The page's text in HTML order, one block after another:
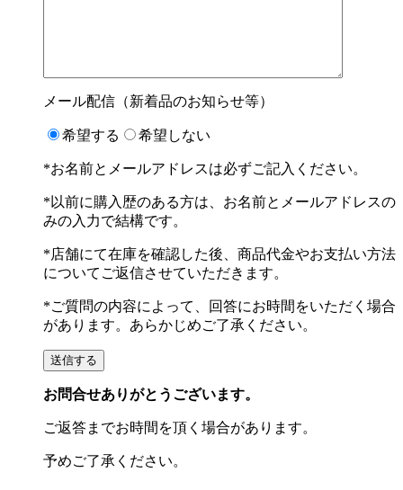
メール配信（新着品のお知らせ等）
希望する 希望しない
*お名前とメールアドレスは必ずご記入ください。
*以前に購入歴のある方は、お名前とメールアドレスの
みの入力で結構です。
*店舗にて在庫を確認した後、商品代金やお支払い方法
についてご返信させていただきます。
*ご質問の内容によって、回答にお時間をいただく場合
があります。あらかじめご了承ください。
お問合せありがとうございます。
ご返答までお時間を頂く場合があります。
予めご了承ください。